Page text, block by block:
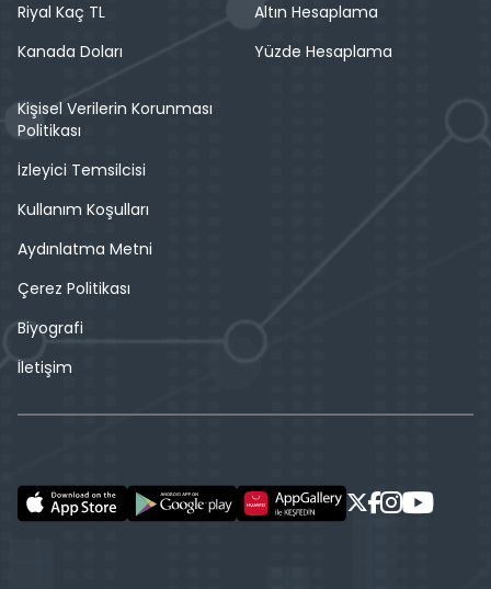
Riyal Kaç TL
Kanada Doları
Altın Hesaplama
Yüzde Hesaplama
Kişisel Verilerin Korunması
Politikası
İzleyici Temsilcisi
Kullanım Koşulları
Aydınlatma Metni
Çerez Politikası
Biyografi
İletişim